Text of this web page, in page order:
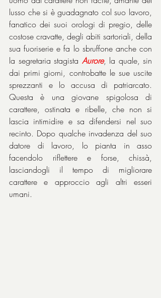
lusso che si è guadagnato col suo lavoro,
fanatico dei suoi orologi di pregio, delle
costose cravatte, degli abiti sartoriali, della
sua fuoriserie e fa lo sbruffone anche con
la segretaria stagista Aurore, la quale, sin
dai primi giorni, controbatte le sue uscite
sprezzanti e lo accusa di patriarcato.
Questa è una giovane spigolosa di
carattere, ostinata e ribelle, che non si
lascia intimidire e sa difendersi nel suo
recinto. Dopo qualche invadenza del suo
datore di lavoro, lo pianta in asso
facendolo riflettere e forse, chissà,
lasciandogli il tempo di migliorare
carattere e approccio agli altri esseri
umani.